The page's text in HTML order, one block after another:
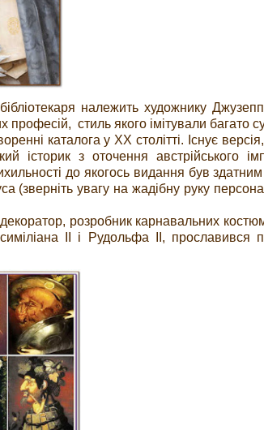
належить художнику
стиль якого імітували багато
каталога у ХХ столітті. Існує
історик з оточення австрійського
до якогось видання був здатним
(зверніть увагу на жадібну руку
розробник карнавальних
II і Рудольфа II, прославився